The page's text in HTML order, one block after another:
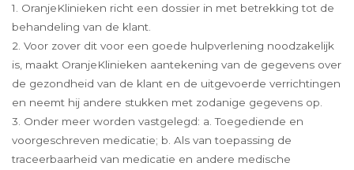
1. OranjeKlinieken richt een dossier in met betrekking tot de
behandeling van de klant.
2. Voor zover dit voor een goede hulpverlening noodzakelijk
is, maakt OranjeKlinieken aantekening van de gegevens over
de gezondheid van de klant en de uitgevoerde verrichtingen
en neemt hij andere stukken met zodanige gegevens op.
3. Onder meer worden vastgelegd: a. Toegediende en
voorgeschreven medicatie; b. Als van toepassing de
traceerbaarheid van medicatie en andere medische